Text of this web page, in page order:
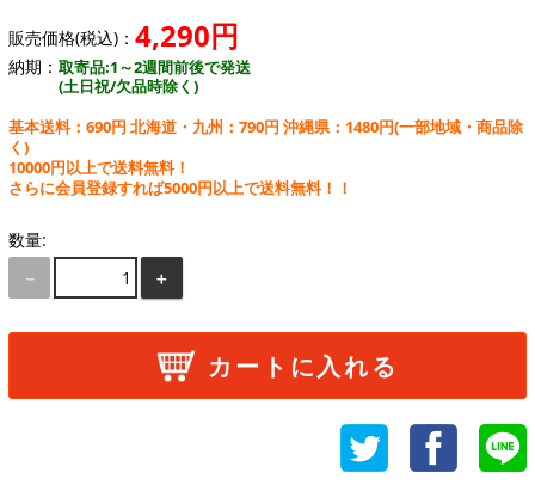
販売価格(税込)： 4,290円
納期： 取寄品:1～2週間前後で発送
(土日祝/欠品時除く)
基本送料：690円 北海道・九州：790円 沖縄県：1480円(一部地域・商品除
く)
10000円以上で送料無料！
さらに会員登録すれば5000円以上で送料無料！！
数量:
－
＋
カートに入れる